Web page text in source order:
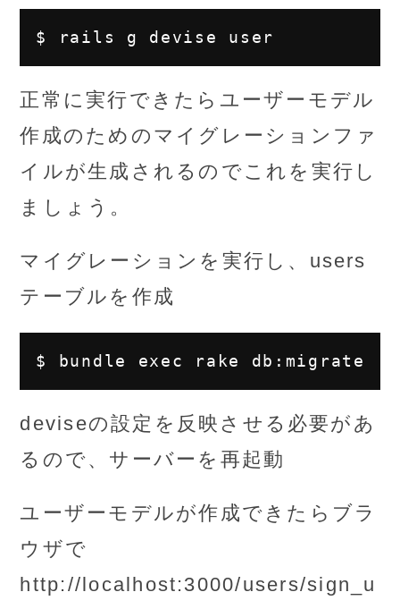
正常に実行できたらユーザーモデル
作成のためのマイグレーションファ
イルが生成されるのでこれを実行し
ましょう。
マイグレーションを実行し、users
テーブルを作成
deviseの設定を反映させる必要があ
るので、サーバーを再起動
ユーザーモデルが作成できたらブラ
ウザで
http://localhost:3000/users/sign_u